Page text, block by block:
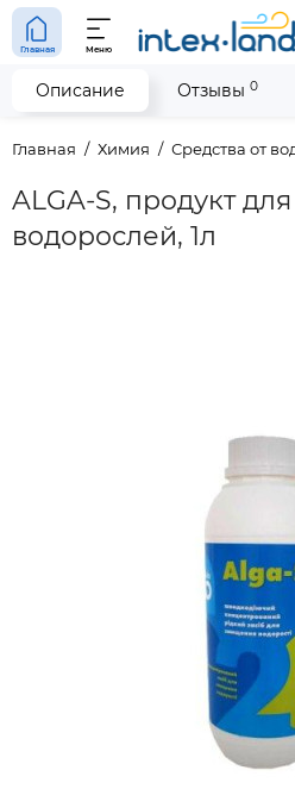
Главная Меню
Главная Химия Средства от
ALGA-S, продукт
водорослей, 1л
Описание Отзывы 0